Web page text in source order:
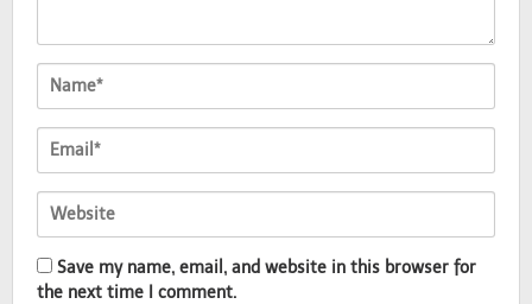
Save my name, email, and website in this browser for
the next time I comment.